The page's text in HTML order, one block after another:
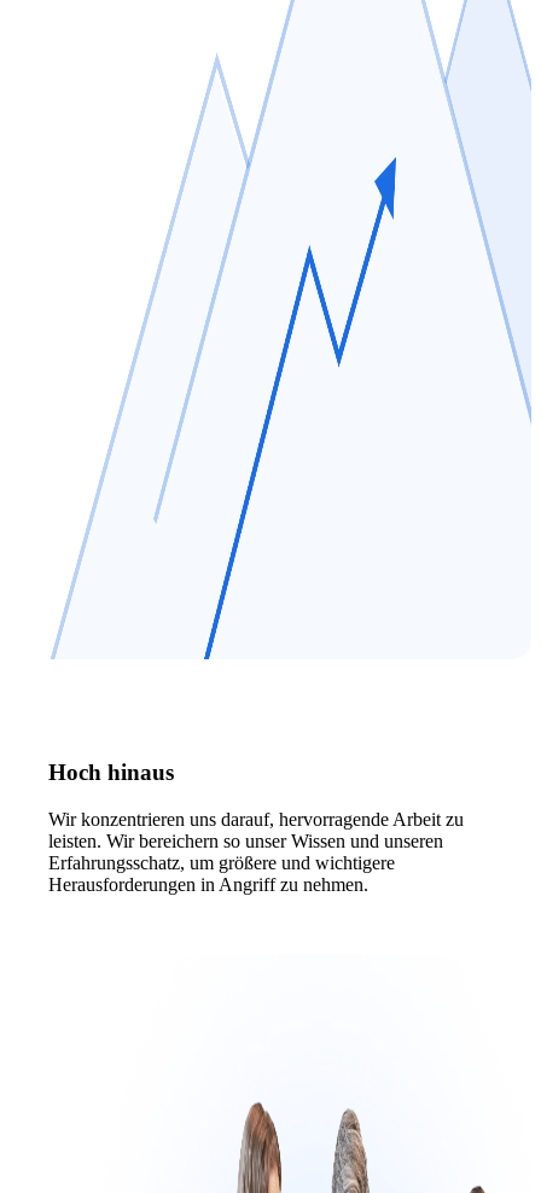
Hoch hinaus
Wir konzentrieren uns darauf, hervorragende Arbeit zu
leisten. Wir bereichern so unser Wissen und unseren
Erfahrungsschatz, um größere und wichtigere
Herausforderungen in Angriff zu nehmen.